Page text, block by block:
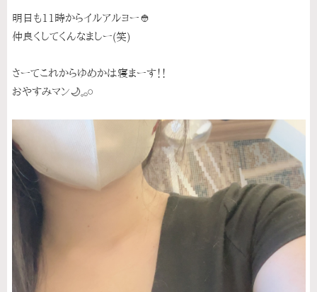
明日も11時からイルアルヨー👲
仲良くしてくんなましー(笑)
さーてこれからゆめかは寝まーす！！
おやすみマン🌙𓈒𓂂𓏸